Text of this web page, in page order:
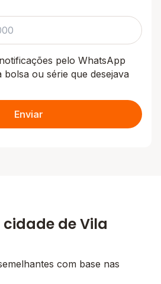
pelo WhatsApp
ou série que desejava
Enviar
de Vila
com base nas